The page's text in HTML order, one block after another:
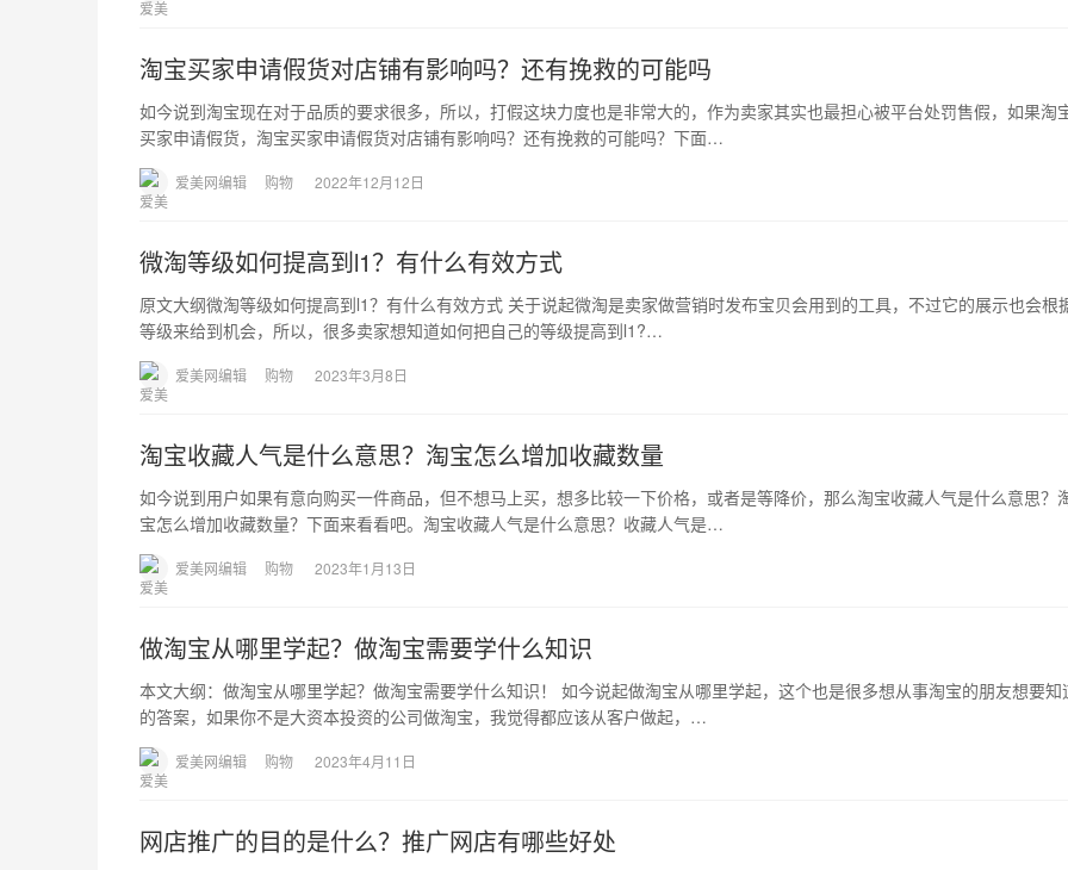
淘宝买家申请假货对店铺有影响吗？还有挽救的可能吗
如今说到淘宝现在对于品质的要求很多，所以，打假这块力度也是非常大的，作为卖家其实也最担心被平台处罚售假，如果淘
买家申请假货，淘宝买家申请假货对店铺有影响吗？还有挽救的可能吗？下面…
爱美网编辑 购物 2022年12月12日
微淘等级如何提高到l1？有什么有效方式
原文大纲微淘等级如何提高到l1？有什么有效方式 关于说起微淘是卖家做营销时发布宝贝会用到的工具，不过它的展示也会根
等级来给到机会，所以，很多卖家想知道如何把自己的等级提高到l1?…
爱美网编辑 购物 2023年3月8日
淘宝收藏人气是什么意思？淘宝怎么增加收藏数量
如今说到用户如果有意向购买一件商品，但不想马上买，想多比较一下价格，或者是等降价，那么淘宝收藏人气是什么意思？
宝怎么增加收藏数量？下面来看看吧。淘宝收藏人气是什么意思？收藏人气是…
爱美网编辑 购物 2023年1月13日
做淘宝从哪里学起？做淘宝需要学什么知识
本文大纲：做淘宝从哪里学起？做淘宝需要学什么知识！ 如今说起做淘宝从哪里学起，这个也是很多想从事淘宝的朋友想要知
的答案，如果你不是大资本投资的公司做淘宝，我觉得都应该从客户做起，…
爱美网编辑 购物 2023年4月11日
网店推广的目的是什么？推广网店有哪些好处